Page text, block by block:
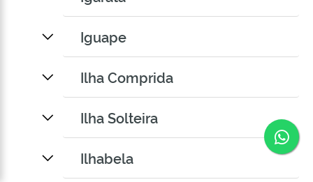
Iguape
Ilha Comprida
Ilha Solteira
Ilhabela